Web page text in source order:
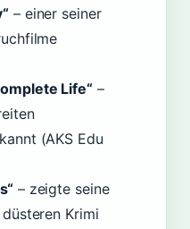
– einer seiner
Life“–
(AKS Edu
– zeigte seine
Krimi